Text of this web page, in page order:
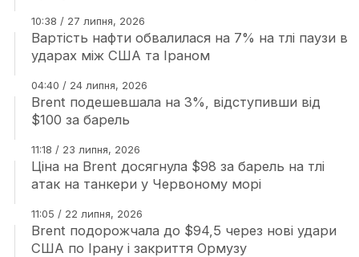
10:38 / 27 липня, 2026
Вартість нафти обвалилася на 7% на тлі паузи в
ударах між США та Іраном
04:40 / 24 липня, 2026
Brent подешевшала на 3%, відступивши від
$100 за барель
11:18 / 23 липня, 2026
Ціна на Brent досягнула $98 за барель на тлі
атак на танкери у Червоному морі
11:05 / 22 липня, 2026
Brent подорожчала до $94,5 через нові удари
США по Ірану і закриття Ормузу